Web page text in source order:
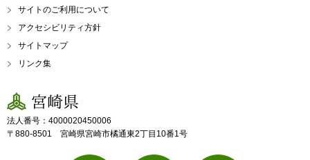
サイトのご利用について
アクセシビリティ方針
サイトマップ
リンク集
宮崎県
法人番号：4000020450006
〒880-8501 宮崎県宮崎市橘通東2丁目10番1号